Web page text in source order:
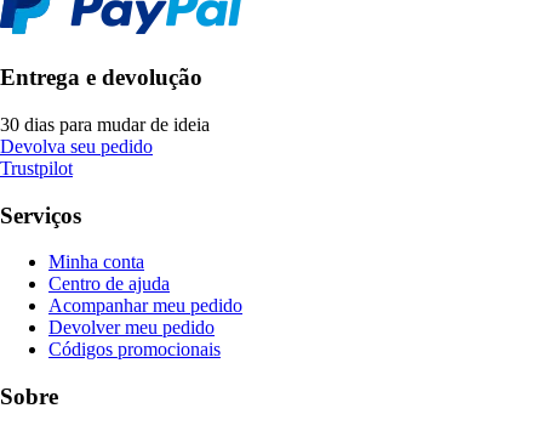
Entrega e devolução
30 dias para mudar de ideia
Devolva seu pedido
Trustpilot
Serviços
Minha conta
Centro de ajuda
Acompanhar meu pedido
Devolver meu pedido
Códigos promocionais
Sobre